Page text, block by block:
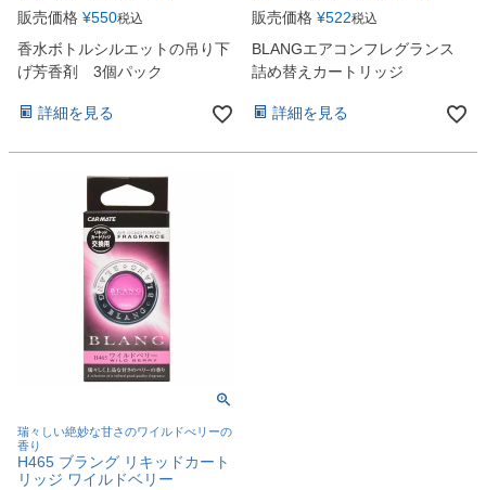
販売価格 ¥550税込
香水ボトルシルエットの吊り下
げ芳香剤 3個パック
詳細を見る
販売価格 ¥522税込
BLANGエアコンフレグランス
詰め替えカートリッジ
詳細を見る
瑞々しい絶妙な甘さのワイルドべリーの
香り
H465 ブラング リキッドカート
リッジ ワイルドベリー